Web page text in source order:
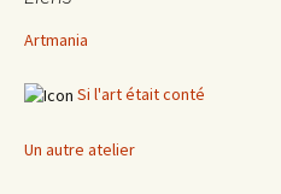
Artmania
Si l'art était conté
Un autre atelier